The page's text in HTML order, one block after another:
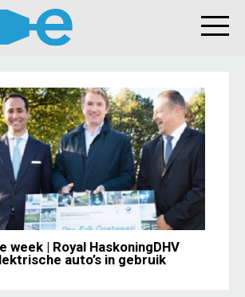
week | Royal HaskoningDHV
auto’s in gebruik